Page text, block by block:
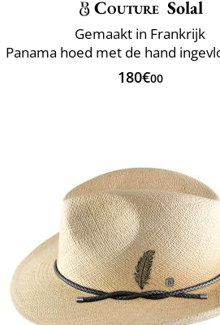
Couture Solal
Gemaakt in Frankrijk
180€00